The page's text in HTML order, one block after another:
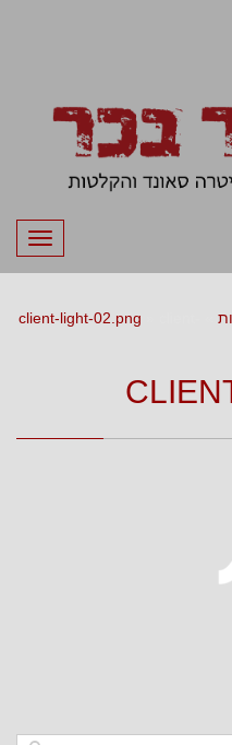
client-light-02.png